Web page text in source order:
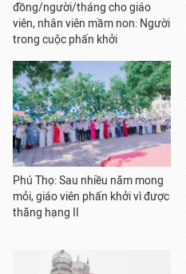
đồng/người/tháng cho giáo
viên, nhân viên mầm non: Người
trong cuộc phấn khởi
Phú Thọ: Sau nhiều năm mong
mỏi, giáo viên phấn khởi vì được
thăng hạng II